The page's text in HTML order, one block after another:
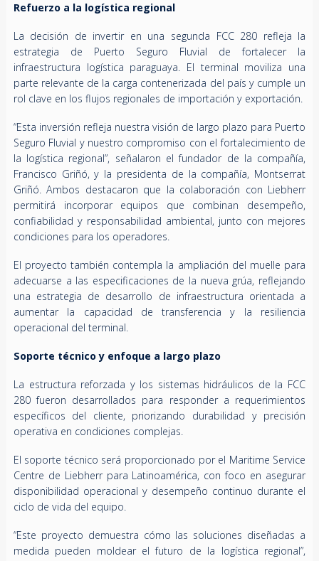
Refuerzo a la logística regional
La decisión de invertir en una segunda FCC 280 refleja la
estrategia de Puerto Seguro Fluvial de fortalecer la
infraestructura logística paraguaya. El terminal moviliza una
parte relevante de la carga contenerizada del país y cumple un
rol clave en los flujos regionales de importación y exportación.
“Esta inversión refleja nuestra visión de largo plazo para Puerto
Seguro Fluvial y nuestro compromiso con el fortalecimiento de
la logística regional”, señalaron el fundador de la compañía,
Francisco Griñó, y la presidenta de la compañía, Montserrat
Griñó. Ambos destacaron que la colaboración con Liebherr
permitirá incorporar equipos que combinan desempeño,
confiabilidad y responsabilidad ambiental, junto con mejores
condiciones para los operadores.
El proyecto también contempla la ampliación del muelle para
adecuarse a las especificaciones de la nueva grúa, reflejando
una estrategia de desarrollo de infraestructura orientada a
aumentar la capacidad de transferencia y la resiliencia
operacional del terminal.
Soporte técnico y enfoque a largo plazo
La estructura reforzada y los sistemas hidráulicos de la FCC
280 fueron desarrollados para responder a requerimientos
específicos del cliente, priorizando durabilidad y precisión
operativa en condiciones complejas.
El soporte técnico será proporcionado por el Maritime Service
Centre de Liebherr para Latinoamérica, con foco en asegurar
disponibilidad operacional y desempeño continuo durante el
ciclo de vida del equipo.
“Este proyecto demuestra cómo las soluciones diseñadas a
medida pueden moldear el futuro de la logística regional”,